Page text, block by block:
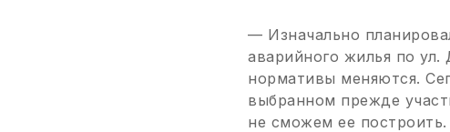
— Изначально
аварийного жилья по
нормативы меняются.
выбранном прежде
не сможем ее